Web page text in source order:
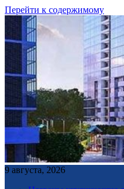
Перейти к содержимому
9 августа, 2026